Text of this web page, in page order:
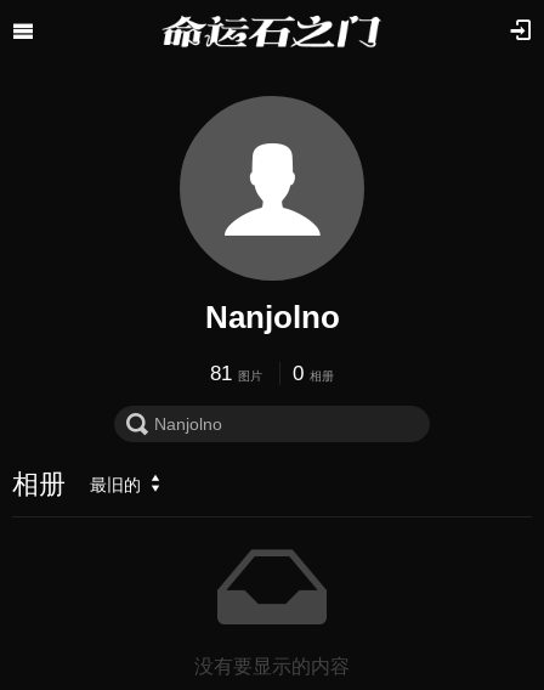
Nanjolno
81 图片 0 相册
相册 最旧的
没有要显示的内容